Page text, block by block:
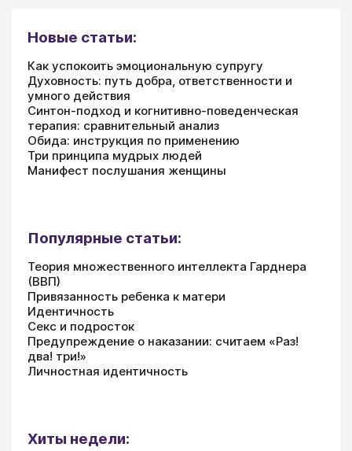
Новые статьи:
Как успокоить эмоциональную супругу
Духовность: путь добра, ответственности и
умного действия
Синтон-подход и когнитивно-поведенческая
терапия: сравнительный анализ
Обида: инструкция по применению
Три принципа мудрых людей
Манифест послушания женщины
Популярные статьи:
Теория множественного интеллекта Гарднера
(ВВП)
Привязанность ребенка к матери
Идентичность
Секс и подросток
Предупреждение о наказании: считаем «Раз!
два! три!»
Личностная идентичность
Хиты недели: